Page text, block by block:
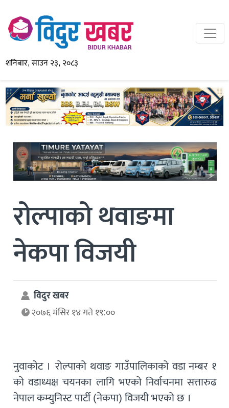
शनिबार, साउन २३, २०८३
रोल्पाको थवाङमा
नेकपा विजयी
विदुर खबर
२०७६ मंसिर १४ गते १९:००
नुवाकोट । रोल्पाको थवाङ गाउँपालिकाको वडा नम्बर १
को वडाध्यक्ष चयनका लागि भएको निर्वाचनमा सत्तारुढ
नेपाल कम्युनिस्ट पार्टी (नेकपा) विजयी भएको छ ।